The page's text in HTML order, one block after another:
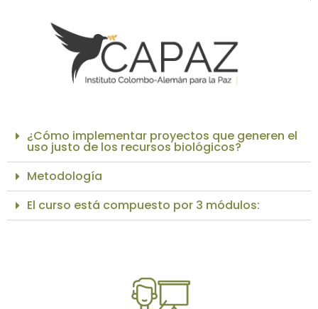
¿Cómo implementar proyectos que generen el
uso justo de los recursos biológicos?
Metodología
El curso está compuesto por 3 módulos: